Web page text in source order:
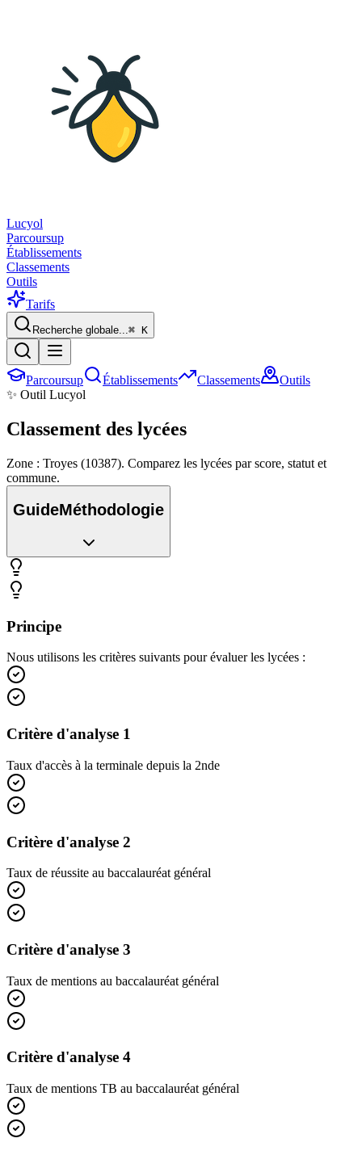
Lucyol
Parcoursup
Établissements
Classements
Outils
Tarifs
Recherche globale...⌘ K
Parcoursup Établissements Classements
Outils
✨ Outil Lucyol
Classement des lycées
Zone : Troyes (10387). Comparez les lycées par score, statut et
commune.
GuideMéthodologie
Principe
Nous utilisons les critères suivants pour évaluer les lycées :
Critère d'analyse 1
Taux d'accès à la terminale depuis la 2nde
Critère d'analyse 2
Taux de réussite au baccalauréat général
Critère d'analyse 3
Taux de mentions au baccalauréat général
Critère d'analyse 4
Taux de mentions TB au baccalauréat général